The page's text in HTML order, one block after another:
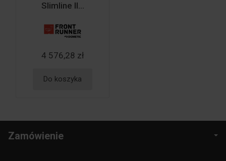
Slimline II...
4 576,28 zł
Do koszyka
Zamówienie